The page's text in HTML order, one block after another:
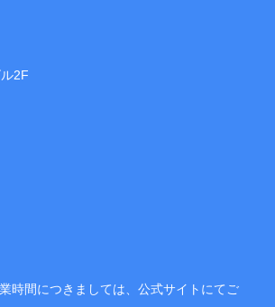
2F
時間につきましては、公式サイトにてご